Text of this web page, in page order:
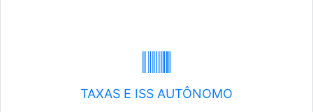
TAXAS E ISS AUTÔNOMO